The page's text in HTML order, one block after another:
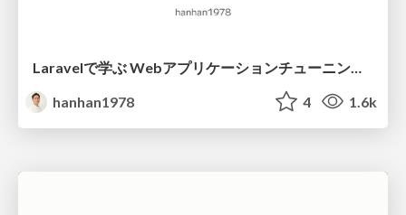
hanhan1978
4 1.6k